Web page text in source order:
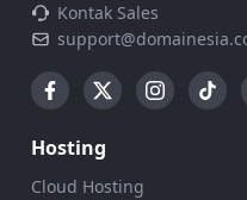
Kontak Sales
Hosting
Cloud Hosting